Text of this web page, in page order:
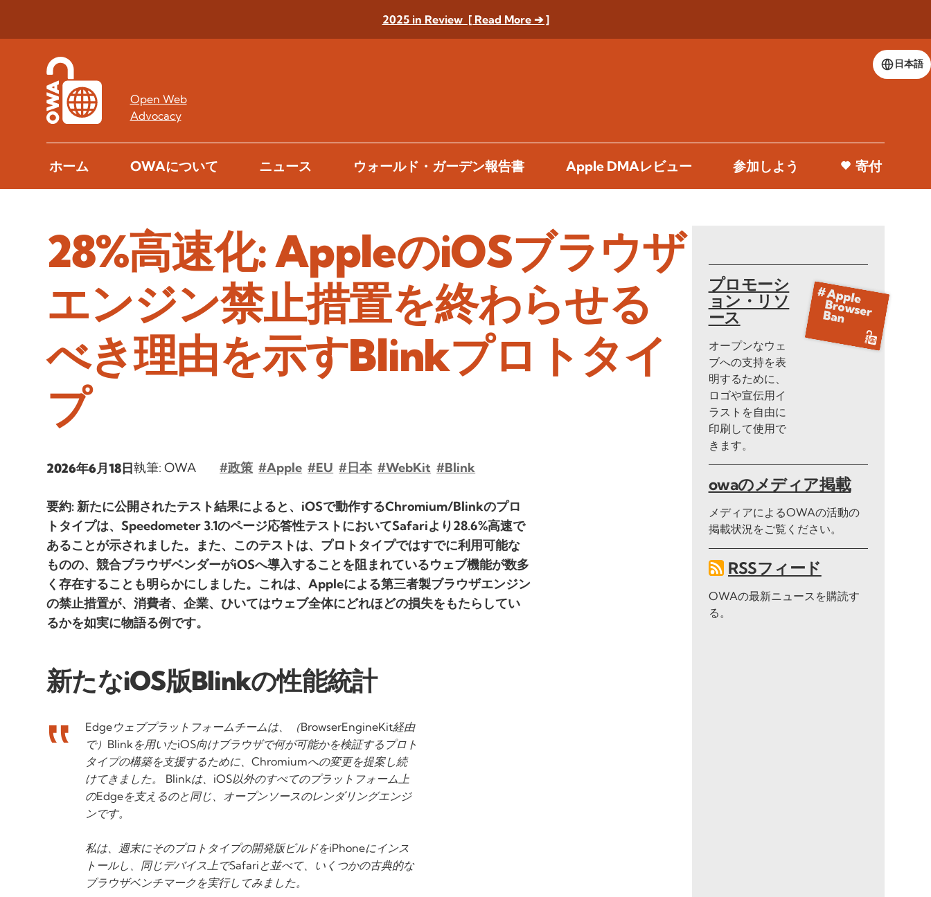
2025 in Review [ Read More ➔ ]
日本語
Open Web
Advocacy
ホーム OWAについて ニュース ウォールド・ガーデン報告書 Apple DMAレビュー 参加しよう 寄付
28%高速化: AppleのiOSブラウザ
エンジン禁止措置を終わらせる
べき理由を示すBlinkプロトタイ
プ
2026年6月18日執筆: OWA #政策 #Apple #EU #日本 #WebKit #Blink
要約: 新たに公開されたテスト結果によると、iOSで動作するChromium/Blinkのプロ
トタイプは、Speedometer 3.1のページ応答性テストにおいてSafariより28.6%高速で
あることが示されました。また、このテストは、プロトタイプではすでに利用可能な
ものの、競合ブラウザベンダーがiOSへ導入することを阻まれているウェブ機能が数多
く存在することも明らかにしました。これは、Appleによる第三者製ブラウザエンジン
の禁止措置が、消費者、企業、ひいてはウェブ全体にどれほどの損失をもたらしてい
るかを如実に物語る例です。
新たなiOS版Blinkの性能統計
Edgeウェブプラットフォームチームは、（BrowserEngineKit経由
で）Blinkを用いたiOS向けブラウザで何が可能かを検証するプロト
タイプの構築を支援するために、Chromiumへの変更を提案し続
けてきました。 Blinkは、iOS以外のすべてのプラットフォーム上
のEdgeを支えるのと同じ、オープンソースのレンダリングエンジ
ンです。
私は、週末にそのプロトタイプの開発版ビルドをiPhoneにインス
トールし、同じデバイス上でSafariと並べて、いくつかの古典的な
ブラウザベンチマークを実行してみました。
プロモーシ
ョン・リソ
ース
オープンなウェ
ブへの支持を表
明するために、
ロゴや宣伝用イ
ラストを自由に
印刷して使用で
きます。
owaのメディア掲載
メディアによるOWAの活動の
掲載状況をご覧ください。
RSSフィード
OWAの最新ニュースを購読す
る。